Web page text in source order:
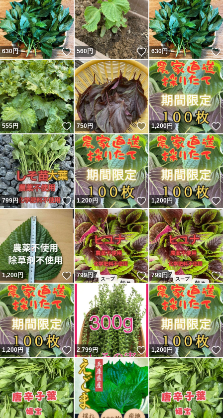
630円 いいね！
560円 いいね！
630円
555円 いいね！
750円 いいね！
1,200円
799円 いいね！
1,200円 いいね！
1,200円
1,200円 いいね！
799円 いいね！
799円
1,200円 いいね！
2,799円 いいね！
1,200円